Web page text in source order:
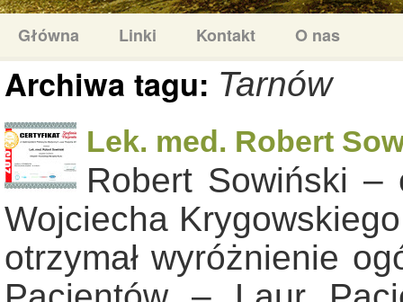
Główna Linki Kontakt O nas
Archiwa tagu: Tarnów
Lek. med. Robert
Robert Sowiński –
Wojciecha
otrzymał wyróżnienie